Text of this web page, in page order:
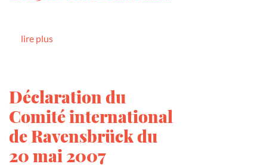
lire plus
Déclaration du
Comité international
de Ravensbrück du
20 mai 2007